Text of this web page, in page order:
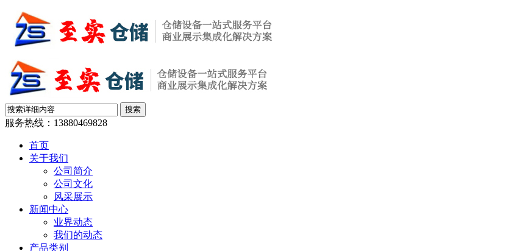
服务热线： 13880469828
首页
关于我们
公司简介
公司文化
风采展示
新闻中心
业界动态
我们的动态
产品类别